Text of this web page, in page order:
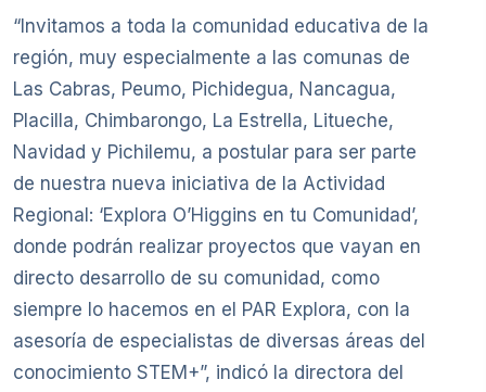
“Invitamos a toda la comunidad educativa de la
región, muy especialmente a las comunas de
Las Cabras, Peumo, Pichidegua, Nancagua,
Placilla, Chimbarongo, La Estrella, Litueche,
Navidad y Pichilemu, a postular para ser parte
de nuestra nueva iniciativa de la Actividad
Regional: ‘Explora O’Higgins en tu Comunidad’,
donde podrán realizar proyectos que vayan en
directo desarrollo de su comunidad, como
siempre lo hacemos en el PAR Explora, con la
asesoría de especialistas de diversas áreas del
conocimiento STEM+”, indicó la directora del